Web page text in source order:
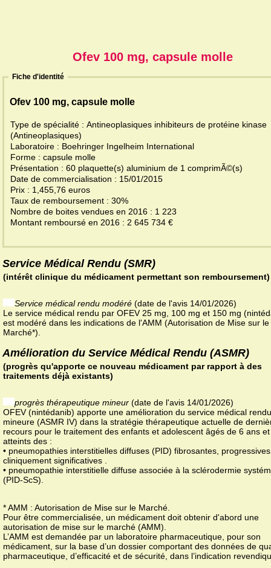
Ofev 100 mg, capsule molle
Fiche d'identité
Ofev 100 mg, capsule molle
Type de spécialité : Antineoplasiques inhibiteurs de protéine kinase
(Antineoplasiques)
Laboratoire : Boehringer Ingelheim International
Forme : capsule molle
Présentation : 60 plaquette(s) aluminium de 1 comprimÃ©(s)
Date de commercialisation : 15/01/2015
Prix : 1,455,76 euros
Taux de remboursement : 30%
Nombre de boites vendues en 2016 : 1 223
Montant remboursé en 2016 : 2 645 734 €
Service Médical Rendu (SMR)
(intérêt clinique du médicament permettant son remboursement)
Service médical rendu modéré (date de l'avis 14/01/2026)
Le service médical rendu par OFEV 25 mg, 100 mg et 150 mg
est modéré dans les indications de l'AMM (Autorisation de Mise sur le
Marché*).
Amélioration du Service Médical Rendu (ASMR)
(progrès qu'apporte ce nouveau médicament par rapport à des
traitements déjà existants)
progrès thérapeutique mineur (date de l'avis 14/01/2026)
OFEV (nintédanib) apporte une amélioration du service médical rendu
mineure (ASMR IV) dans la stratégie thérapeutique actuelle de
recours pour le traitement des enfants et adolescent âgés de 6 ans
atteints des :
• pneumopathies interstitielles diffuses (PID) fibrosantes,
cliniquement significatives .
• pneumopathie interstitielle diffuse associée à la sclérodermie
(PID-ScS).
* AMM : Autorisation de Mise sur le Marché.
Pour être commercialisée, un médicament doit obtenir d'abord une
autorisation de mise sur le marché (AMM).
L’AMM est demandée par un laboratoire pharmaceutique, pour son
médicament, sur la base d’un dossier comportant des données de
pharmaceutique, d’efficacité et de sécurité, dans l’indication